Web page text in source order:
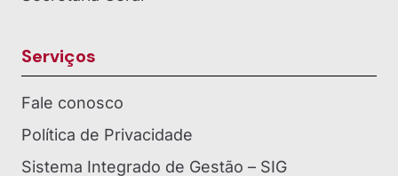
Serviços
Fale conosco
Política de Privacidade
Sistema Integrado de Gestão – SIG